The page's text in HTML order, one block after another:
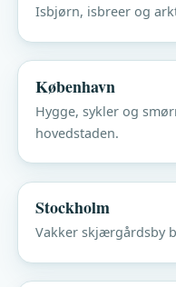
Isbjørn, isbreer og
København
Hygge, sykler og
hovedstaden.
Stockholm
Vakker skjærgårdsby